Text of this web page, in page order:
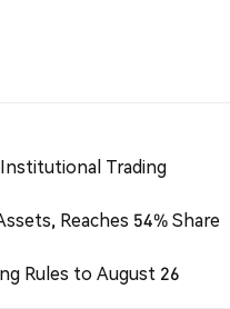
Trading
Reaches 54% Share
Rules to August 26